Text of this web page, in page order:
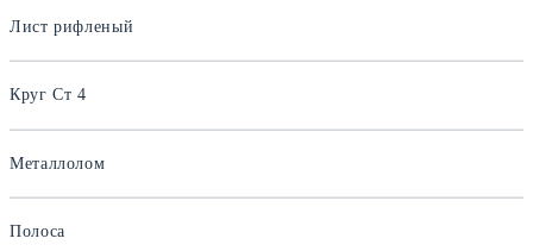
Лист рифленый
Круг Ст 4
Металлолом
Полоса